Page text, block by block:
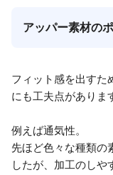
アッパー素材の
フィット感を出すた
にも工夫点がありま
例えば通気性。
先ほど色々な種類の
したが、加工のしや